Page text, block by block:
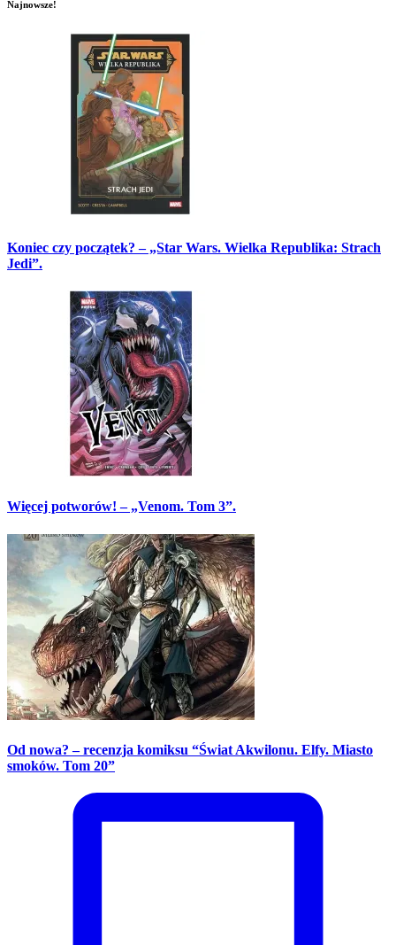
Najnowsze!
Koniec czy początek? – „Star Wars. Wielka Republika: Strach
Jedi”.
Więcej potworów! – „Venom. Tom 3”.
Od nowa? – recenzja komiksu “Świat Akwilonu. Elfy. Miasto
smoków. Tom 20”